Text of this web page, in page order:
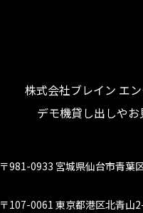
株式会社ブレイン エ
デモ機貸し出しや
〒981-0933 宮城県仙台市青葉
〒107-0061 東京都港区北青山